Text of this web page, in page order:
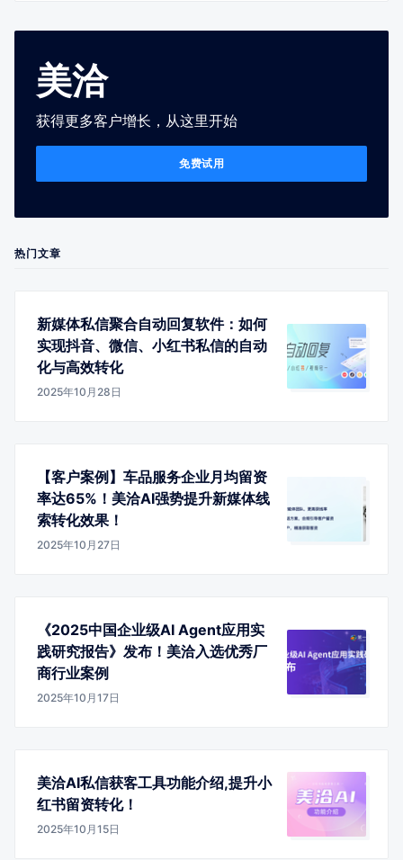
美洽
获得更多客户增长，从这里开始
免费试用
热门文章
新媒体私信聚合自动回复软件：如何
实现抖音、微信、小红书私信的自动
化与高效转化
2025年10月28日
【客户案例】车品服务企业月均留资
率达65%！美洽AI强势提升新媒体线
索转化效果！
2025年10月27日
《2025中国企业级AI Agent应用实
践研究报告》发布！美洽入选优秀厂
商行业案例
2025年10月17日
美洽AI私信获客工具功能介绍,提升小
红书留资转化！
2025年10月15日